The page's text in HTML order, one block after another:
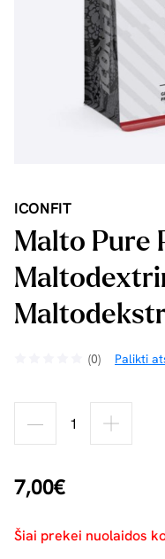
ICONFIT
Malto Pure
(0) Palikti
7,00€
Šiai prekei nuolaidos